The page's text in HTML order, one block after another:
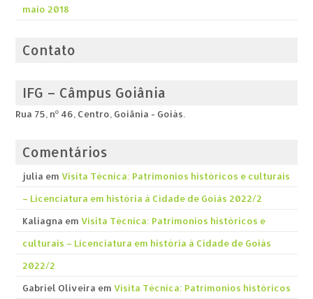
maio 2018
Contato
IFG – Câmpus Goiânia
Rua 75, nº 46, Centro, Goiânia - Goiás.
Comentários
julia em Visita Técnica: Patrimonios históricos e culturais
– Licenciatura em história á Cidade de Goiás 2022/2
Kaliagna em Visita Técnica: Patrimonios históricos e
culturais – Licenciatura em história á Cidade de Goiás
2022/2
Gabriel Oliveira em Visita Técnica: Patrimonios históricos